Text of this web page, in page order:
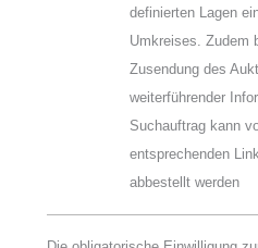
definierten Lagen
Umkreises. Zudem
Zusendung des
weiterführender
Suchauftrag kann
entsprechenden
abbestellt werden